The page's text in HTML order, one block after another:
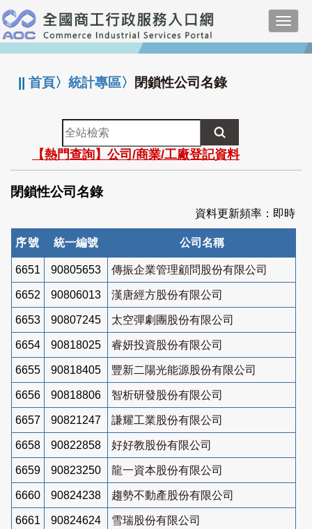
跳
到
主
要
:::
||首頁〉統計專區〉 閉鎖性公司名錄
全
站
檢
索
【熱門查詢】公司/商業/工廠登記資料
閉鎖性公司名錄
資料更新頻率：即時
序號 統一編號 公司名稱
6651 90805653 傳振企業管理顧問股份有限公司
6652 90806013 漢唐經方股份有限公司
6653 90807245 太空彈劇團股份有限公司
6654 90818025 睿妍投資股份有限公司
6655 90818405 豐新二陽光能源股份有限公司
6656 90818806 智析研發股份有限公司
6657 90821247 謙耀工業股份有限公司
6658 90822858 好好教股份有限公司
6659 90823250 龍一資本股份有限公司
6660 90824238 趨勢不動產股份有限公司
6661 90824624 雪瑞股份有限公司